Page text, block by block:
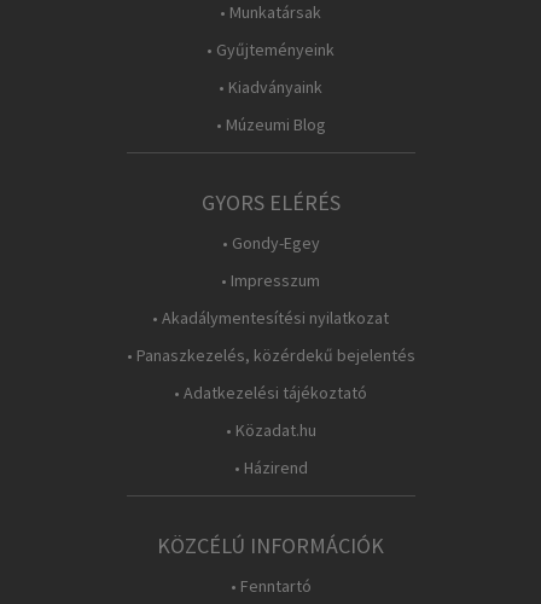
• Munkatársak
• Gyűjteményeink
• Kiadványaink
• Múzeumi Blog
GYORS ELÉRÉS
• Gondy-Egey
• Impresszum
• Akadálymentesítési nyilatkozat
• Panaszkezelés, közérdekű bejelentés
• Adatkezelési tájékoztató
• Közadat.hu
• Házirend
KÖZCÉLÚ INFORMÁCIÓK
• Fenntartó